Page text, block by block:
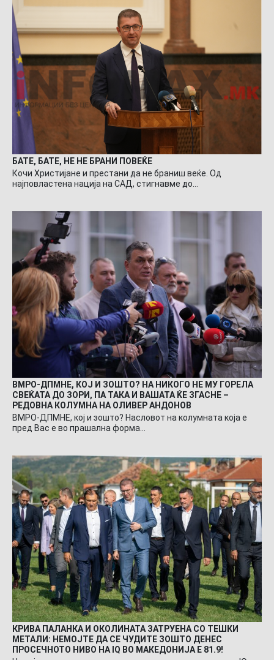
БАТЕ, БАТЕ, НЕ НЕ БРАНИ ПОВЕЌЕ
Кочи Христијане и престани да не браниш веќе. Од
најповластена нација на САД, стигнавме до…
ВМРО-ДПМНЕ, КОЈ И ЗОШТО? НА НИКОГО НЕ МУ ГОРЕЛА
СВЕЌАТА ДО ЗОРИ, ПА ТАКА И ВАШАТА ЌЕ ЗГАСНЕ –
РЕДОВНА КОЛУМНА НА ОЛИВЕР АНДОНОВ
ВМРО-ДПМНЕ, кој и зошто? Насловот на колумната која е
пред Вас е во прашална форма…
КРИВА ПАЛАНКА И ОКОЛИНАТА ЗАТРУЕНА СО ТЕШКИ
МЕТАЛИ: НЕМОЈТЕ ДА СЕ ЧУДИТЕ ЗОШТО ДЕНЕС
ПРОСЕЧНОТО НИВО НА IQ ВО МАКЕДОНИЈА Е 81.9!